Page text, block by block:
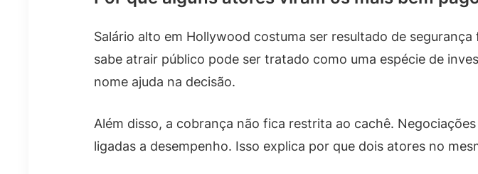
Salário alto em Hollywood costuma ser resultado de
sabe atrair público pode ser tratado como uma espécie de
nome ajuda na decisão.
Além disso, a cobrança não fica restrita ao cachê.
ligadas a desempenho. Isso explica por que dois atores no